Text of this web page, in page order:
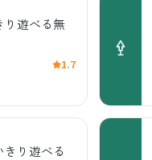
り遊べる無
1.7
り遊べる